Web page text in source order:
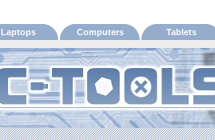
Laptops Computers Tablets